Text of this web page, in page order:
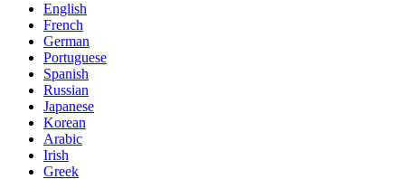
English
French
German
Portuguese
Spanish
Russian
Japanese
Korean
Arabic
Irish
Greek